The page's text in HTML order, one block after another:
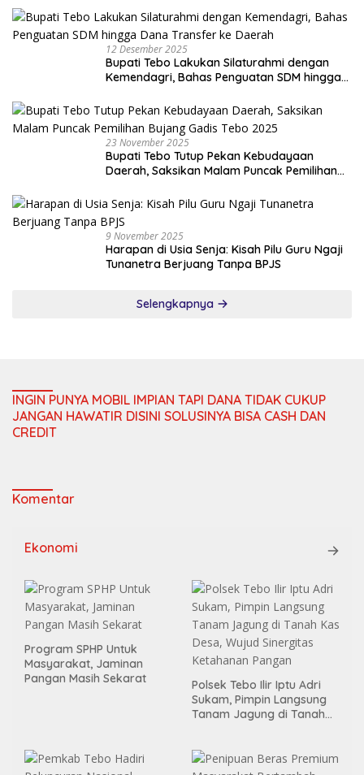
12 Desember 2025
Bupati Tebo Lakukan Silaturahmi dengan
Kemendagri, Bahas Penguatan SDM hingga
23 November 2025
Bupati Tebo Tutup Pekan Kebudayaan
Daerah, Saksikan Malam Puncak Pemilihan
9 November 2025
Harapan di Usia Senja: Kisah Pilu Guru Ngaji
Tunanetra Berjuang Tanpa BPJS
Selengkapnya
INGIN PUNYA MOBIL IMPIAN TAPI DANA TIDAK CUKUP
JANGAN HAWATIR DISINI SOLUSINYA BISA CASH DAN
CREDIT
Komentar
Ekonomi
Program SPHP Untuk
Masyarakat, Jaminan
Pangan Masih Sekarat
Polsek Tebo Ilir Iptu Adri
Sukam, Pimpin Langsung
Tanam Jagung di Tanah